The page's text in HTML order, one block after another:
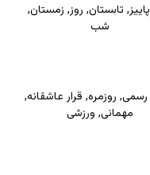
پاییز, تابستان, روز, زمستان,
شب
رسمی, روزمره, قرار عاشقانه,
مهمانی, ورزشی